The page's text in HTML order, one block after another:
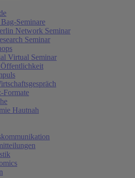
Seminare
Network Seminar
Seminar
Virtual Seminar
Formate
Hautnah